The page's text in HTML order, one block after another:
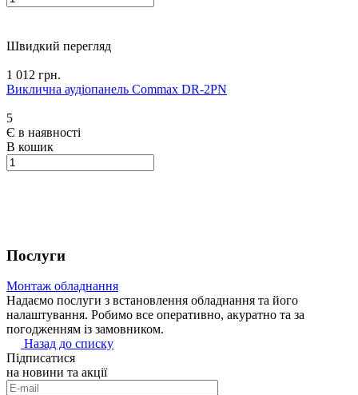
Швидкий перегляд
1 012 грн.
Виклична аудіопанель Commax DR-2PN
5
Є в наявності
В кошик
Послуги
Монтаж обладнання
Надаємо послуги з встановлення обладнання та його
налаштування. Робимо все оперативно, акуратно та за
погодженням із замовником.
Назад до списку
Підписатися
на новини та акції